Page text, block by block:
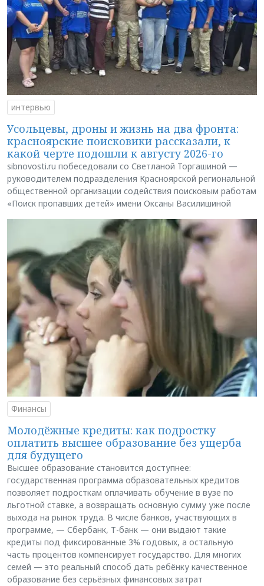
интервью
Усольцевы, дроны и жизнь на два фронта:
красноярские поисковики рассказали, к
какой черте подошли к августу 2026-го
sibnovosti.ru побеседовали со Светланой Торгашиной —
руководителем подразделения Красноярской региональной
общественной организации содействия поисковым работам
«Поиск пропавших детей» имени Оксаны Василишиной
Финансы
Молодёжные кредиты: как подростку
оплатить высшее образование без ущерба
для будущего
Высшее образование становится доступнее:
государственная программа образовательных кредитов
позволяет подросткам оплачивать обучение в вузе по
льготной ставке, а возвращать основную сумму уже после
выхода на рынок труда. В числе банков, участвующих в
программе, — Сбербанк, Т-банк — они выдают такие
кредиты под фиксированные 3% годовых, а остальную
часть процентов компенсирует государство. Для многих
семей — это реальный способ дать ребёнку качественное
образование без серьёзных финансовых затрат